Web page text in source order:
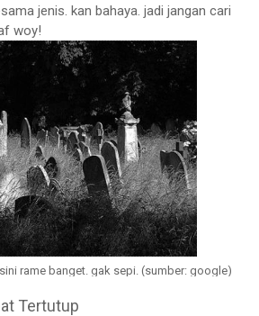
jenis. kan bahaya. jadi jangan cari
woy!
rame banget. gak sepi. (sumber: google)
Tertutup